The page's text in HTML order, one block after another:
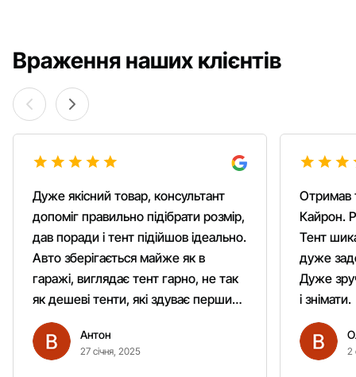
Враження наших клієнтів
Дуже якісний товар, консультант
допоміг правильно підібрати розмір,
дав поради і тент підійшов ідеально.
Авто зберігається майже як в
гаражі, виглядає тент гарно, не так
як дешеві тенти, які здуває першим
вітром. Гарно кріпиться.
Рекомендую однозначно!
Антон
27 січня, 2025
Отримав
Кайрон.
Тент
дуже
Дуже
і знімати.
2